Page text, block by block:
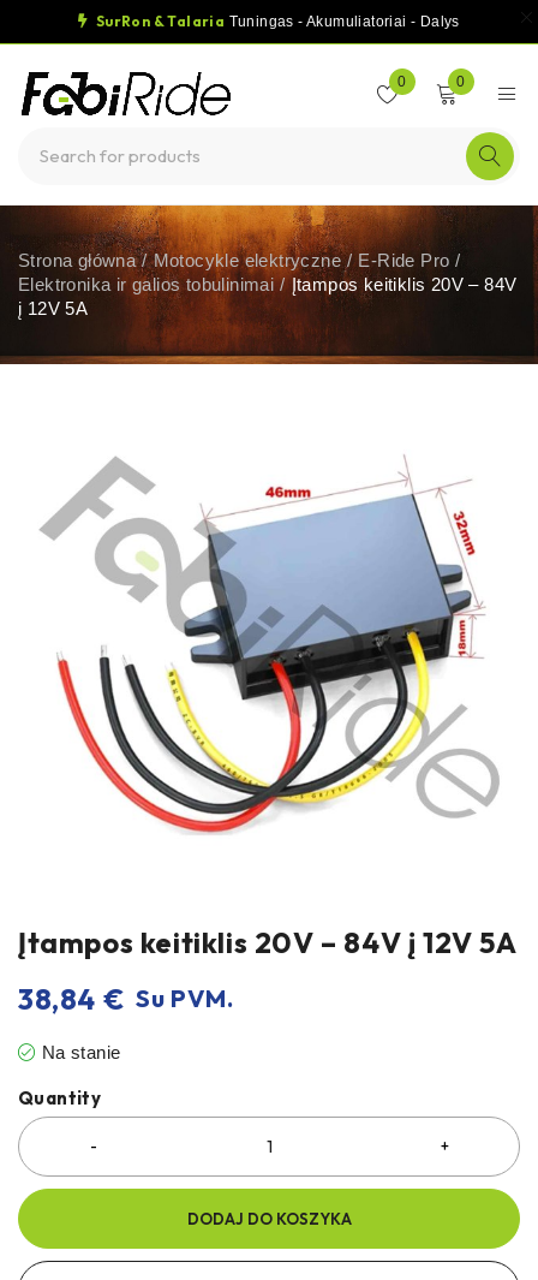
SurRon & Talaria Tuningas - Akumuliatoriai - Dalys
0 0
Strona główna / Motocykle elektryczne / E-Ride Pro /
Elektronika ir galios tobulinimai / Įtampos keitiklis 20V – 84V
į 12V 5A
Įtampos keitiklis 20V – 84V į 12V 5A
38,84 € Su PVM.
Na stanie
Quantity
DODAJ DO KOSZYKA